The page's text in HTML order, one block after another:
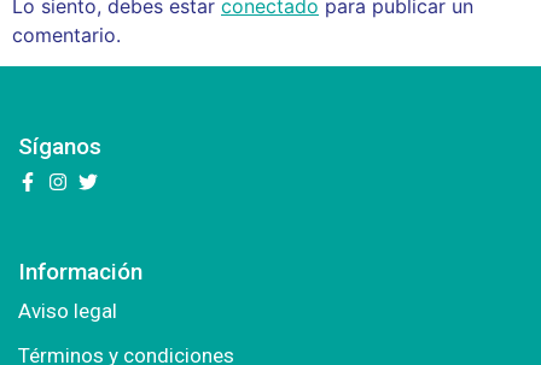
Lo siento, debes estar conectado para publicar un
comentario.
Síganos
Información
Aviso legal
Términos y condiciones